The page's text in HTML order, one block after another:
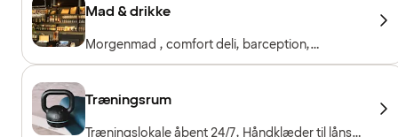
Mad & drikke
Morgenmad , comfort deli, barception,
restaurant og bar
Træningsrum
Træningslokale åbent 24/7, Håndklæder til låns,